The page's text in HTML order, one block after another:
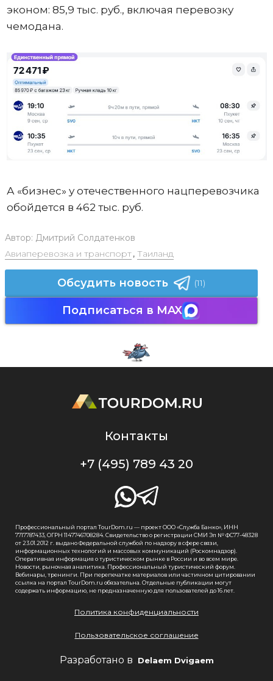
эконом: 85,9 тыс. руб., включая перевозку
чемодана.
А «бизнес» у отечественного нацперевозчика
обойдется в 462 тыс. руб.
Автор: Дмитрий Солдатенков
Авиаперевозка и транспорт, Таиланд
Обсудить новость (11)
Подписаться в MAX
Контакты
+7 (495) 789 43 20
Профессиональный портал TourDom.ru — проект ООО «Служба Банко», ИНН
7717787433, ОГРН 1147746708284. Свидетельство о регистрации СМИ Эл № ФС77-48328
от 23.01.2012 г. выдано Федеральной службой по надзору в сфере связи,
информационных технологий и массовых коммуникаций (Роскомнадзор).
Оперативная информация о туристическом рынке в России и во всем мире.
Новости, рыночная аналитика. Профессиональный туристический форум.
Вебинары, тренинги. При перепечатке материалов или частичном цитировании
ссылка на портал TourDom.ru обязательна. Отдельные публикации могут
содержать информацию, не предназначенную для пользователей до 16 лет.
Политика конфиденциальности
Пользовательское соглашение
Разработано в Delaem Dvigaem